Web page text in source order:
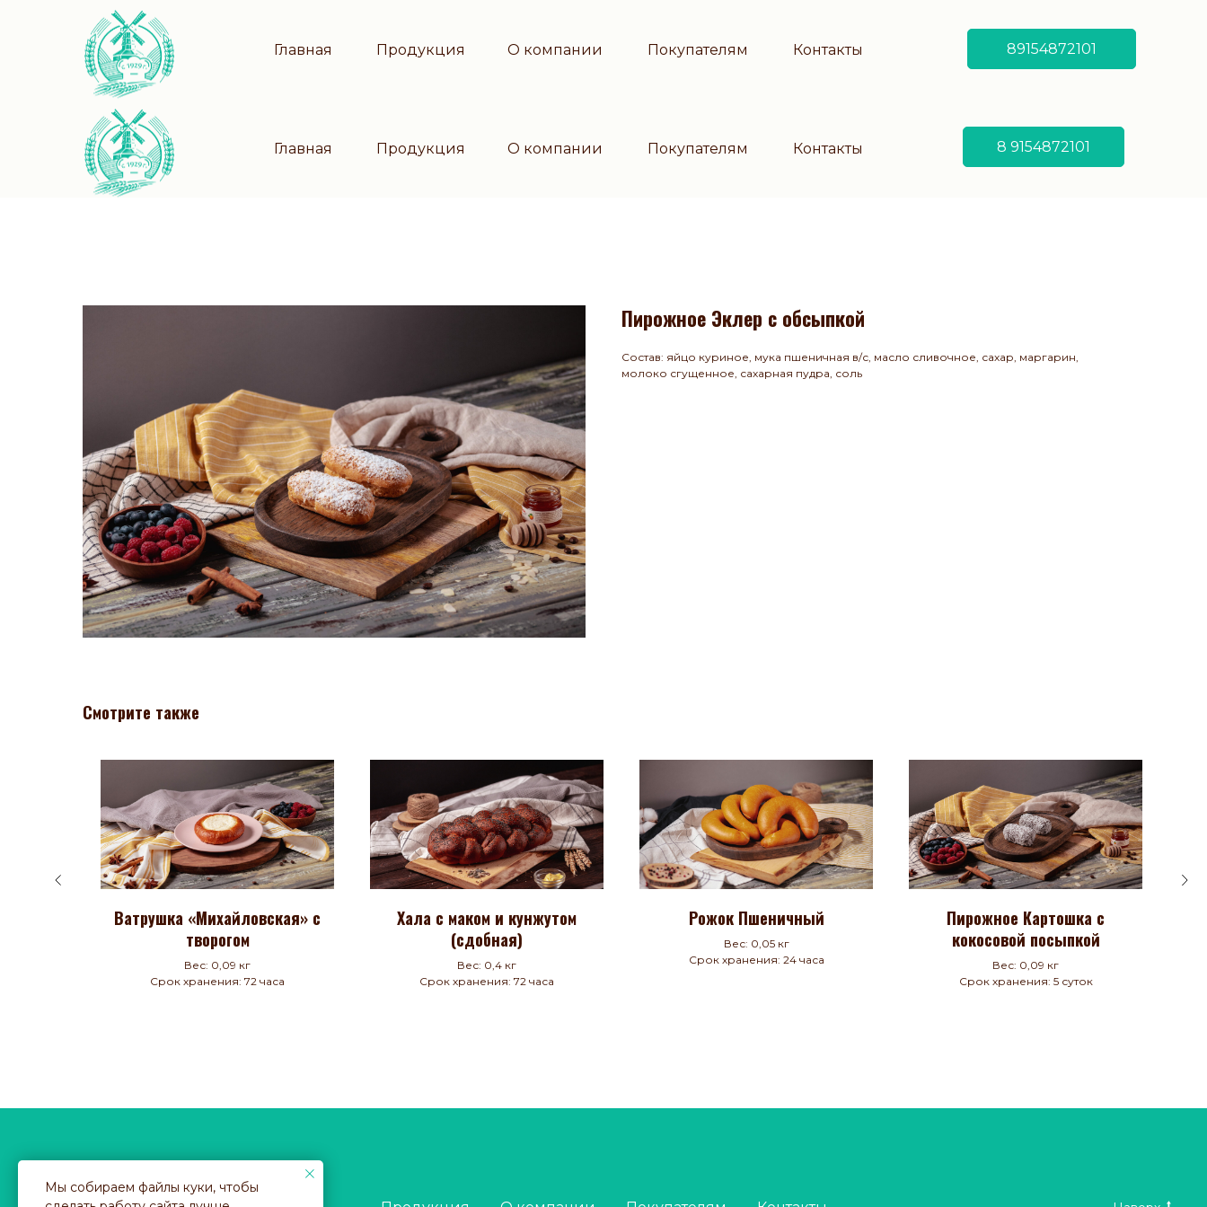
89154872101
Главная Продукция Покупателям
О компании Контакты
8 9154872101
Главная Продукция Покупателям
О компании Контакты
Пирожное Эклер с обсыпкой
Состав: яйцо куриное, мука пшеничная в/с, масло сливочное, сахар, маргарин,
молоко сгущенное, сахарная пудра, соль
Смотрите также
Ватрушка «Михайловская» с
творогом
Вес: 0,09 кг
Срок хранения: 72 часа
Хала с маком и кунжутом
(сдобная)
Вес: 0,4 кг
Срок хранения: 72 часа
Рожок Пшеничный
Вес: 0,05 кг
Срок хранения: 24 часа
Пирожное Картошка с
кокосовой посыпкой
Вес: 0,09 кг
Срок хранения: 5 суток
© 2021 Ивантеевский Хлебозавод
Мы собираем файлы куки, чтобы